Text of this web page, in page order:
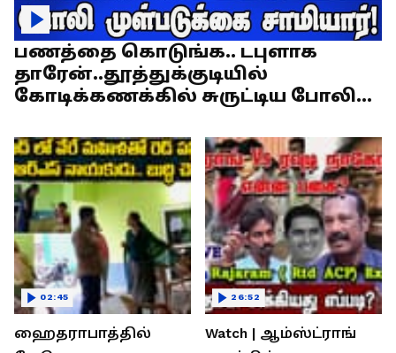
பணத்தை கொடுங்க.. டபுளாக
தாரேன்..தூத்துக்குடியில்
கோடிக்கணக்கில் சுருட்டிய போலி
ஹைதராபாத்தில்
02:45
Watch | ஆம்ஸ்ட்ராங்
26:52